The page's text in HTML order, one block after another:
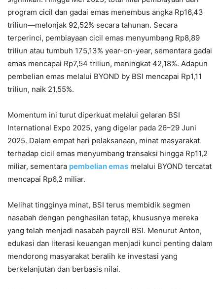
program cicil dan gadai emas menembus angka Rp16,43
triliun—melonjak 92,52% secara tahunan. Secara
terperinci, pembiayaan cicil emas menyumbang Rp8,89
triliun atau tumbuh 175,13% year-on-year, sementara gadai
emas mencapai Rp7,54 triliun, meningkat 42,18%. Adapun
pembelian emas melalui BYOND by BSI mencapai Rp1,11
triliun, naik 21,55%.
Momentum ini turut diperkuat melalui gelaran BSI
International Expo 2025, yang digelar pada 26–29 Juni
2025. Dalam empat hari pelaksanaan, minat masyarakat
terhadap cicil emas menyumbang transaksi hingga Rp11,2
miliar, sementara pembelian emas melalui BYOND tercatat
mencapai Rp6,2 miliar.
Melihat tingginya minat, BSI terus membidik segmen
nasabah dengan penghasilan tetap, khususnya mereka
yang telah menjadi nasabah payroll BSI. Menurut Anton,
edukasi dan literasi keuangan menjadi kunci penting dalam
mendorong masyarakat beralih ke investasi yang
berkelanjutan dan berbasis nilai.